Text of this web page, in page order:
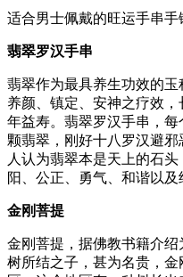
适合男士佩戴的旺运手串手
翡翠罗汉手串
翡翠作为最具养生功效的
养颜、镇定、安神之疗效
年益寿。翡翠罗汉手串，
颗翡翠，刚好十八罗汉避
人认为翡翠本是天上的石
阳、公正、勇气、和谐以及
金刚菩提
金刚菩提，据佛教书籍介
树所结之子，甚为名贵，